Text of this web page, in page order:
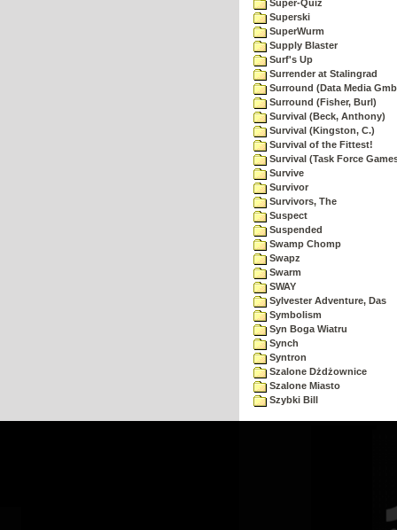
Super-Quiz
Superski
SuperWurm
Supply Blaster
Surf's Up
Surrender at Stalingrad
Surround (Data Media
Surround (Fisher, Burl)
Survival (Beck, Anthony)
Survival (Kingston, C.)
Survival of the Fittest!
Survival (Task Force
Survive
Survivor
Survivors, The
Suspect
Suspended
Swamp Chomp
Swapz
Swarm
SWAY
Sylvester Adventure, Das
Symbolism
Syn Boga Wiatru
Synch
Syntron
Szalone Dżdżownice
Szalone Miasto
Szybki Bill